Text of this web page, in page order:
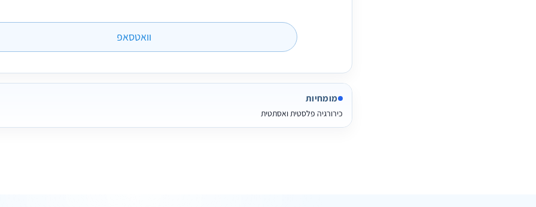
וואטסאפ
מומחיות
כירורגיה פלסטית ואסתטית